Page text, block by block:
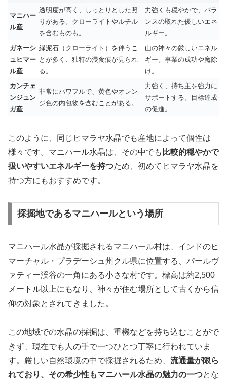
マニハー
ル産
透明度が高く、しっとりとした照
りがある。クローライトやルチル
を含むものも。
力強くも穏やかで、バラ
ンスの取れた優しいエネ
ルギー。
ガネーシ
ュヒマー
ル産
緑泥石（クローライト）を伴うこ
とが多く、独特の浸食痕が見られ
る。
山の神々の厳しいエネル
ギー。事業の成功や魔除
け。
カンチェ
ンジュン
ガ産
非常にパワフルで、黄色やオレン
ジ色の内包物を含むことがある。
力強く、持ち主を強力に
サポートする。目標達成
の促進。
このように、同じヒマラヤ水晶でも産地によって個性は
様々です。マニハール水晶は、その中でも 比較的穏やかで
扱いやすいエネルギーを持つため、初めてヒマラヤ水晶を
持つ方にもおすすめです。
採掘地であるマニハールという場所
マニハール水晶が採掘されるマニハール村は、インドのヒ
マーチャル・プラデーシュ州クル県に位置する、 パールヴ
ァティー渓谷の一角にある小さな村です。標高は約2,500
メートル以上にもなり、神々が住む場所として古くから信
仰の対象とされてきました。
この地域での水晶の採掘は、重機などを持ち込むことがで
きず、現在でも人の手で一つひとつ丁寧に行われていま
す。厳しい自然環境の中で採掘されるため、 流通量が限ら
れており、その希少性もマニハール水晶の魅力の一つとな